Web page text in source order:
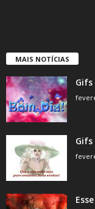
MAIS NOTÍCIAS
Gifs